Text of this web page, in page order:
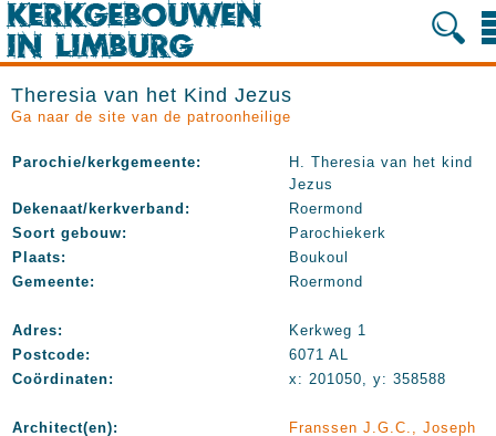
Theresia van het Kind Jezus
Ga naar de site van de patroonheilige
Parochie/kerkgemeente:
H. Theresia van het kind
Jezus
Dekenaat/kerkverband:
Roermond
Soort gebouw:
Parochiekerk
Plaats:
Boukoul
Gemeente:
Roermond
Adres:
Kerkweg 1
Postcode:
6071 AL
Coördinaten:
x: 201050, y: 358588
Architect(en):
Franssen J.G.C., Joseph